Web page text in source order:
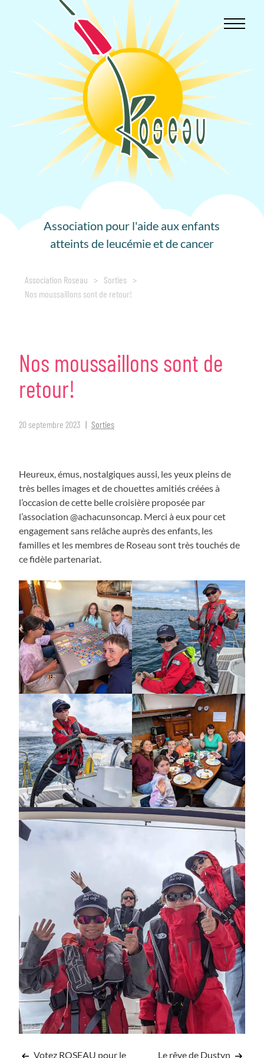
Association pour l'aide aux enfants
atteints de leucémie et de cancer
Association Roseau > Sorties >
Nos moussaillons sont de retour!
Nos moussaillons sont de
retour!
20 septembre 2023 Sorties
Heureux, émus, nostalgiques aussi, les yeux pleins de
très belles images et de chouettes amitiés créées à
l’occasion de cette belle croisière proposée par
l’association @achacunsoncap. Merci à eux pour cet
engagement sans relâche auprès des enfants, les
familles et les membres de Roseau sont très touchés de
ce fidèle partenariat.
Votez ROSEAU pour le
Le rêve de Dustyn